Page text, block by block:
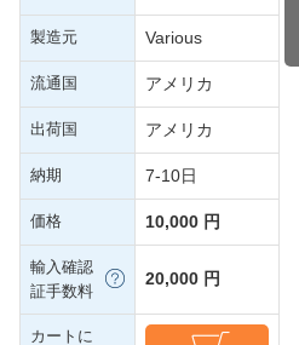
製造元 Various
流通国 アメリカ
出荷国 アメリカ
納期 7-10日
価格 10,000 円
輸入確認
証手数料
20,000 円
カートに